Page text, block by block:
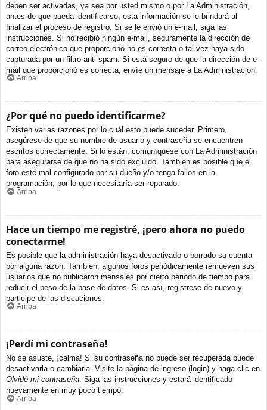
deben ser activadas, ya sea por usted mismo o por La Administración,
antes de que pueda identificarse; esta información se le brindará al
finalizar el proceso de registro. Si se le envió un e-mail, siga las
instrucciones. Si no recibió ningún e-mail, seguramente la dirección de
correo electrónico que proporcionó no es correcta o tal vez haya sido
capturada por un filtro anti-spam. Si está seguro de que la dirección de e-
mail que proporcionó es correcta, envíe un mensaje a La Administración.
Arriba
¿Por qué no puedo identificarme?
Existen varias razones por lo cuál esto puede suceder. Primero,
asegúrese de que su nombre de usuario y contraseña se encuentren
escritos correctamente. Si lo están, comuníquese con La Administración
para asegurarse de que no ha sido excluido. También es posible que el
foro esté mal configurado por su dueño y/o tenga fallos en la
programación, por lo que necesitaría ser reparado.
Arriba
Hace un tiempo me registré, ¡pero ahora no puedo
conectarme!
Es posible que la administración haya desactivado o borrado su cuenta
por alguna razón. También, algunos foros periódicamente remueven sus
usuarios que no publicaron mensajes por cierto periodo de tiempo para
reducir el peso de la base de datos. Si es así, registrese de nuevo y
participe de las discuciones.
Arriba
¡Perdí mi contraseña!
No se asuste, ¡calma! Si su contraseña no puede ser recuperada puede
desactivarla o cambiarla. Visite la página de ingreso (login) y haga clic en
Olvidé mi contraseña. Siga las instrucciones y estará identificado
nuevamente en muy poco tiempo.
Arriba